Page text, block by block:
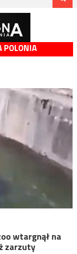
POLONIA
wtargnął na
zarzuty